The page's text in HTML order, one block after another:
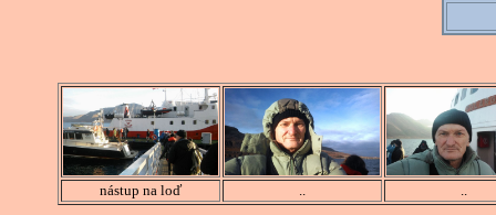
nástup na loď .. ..